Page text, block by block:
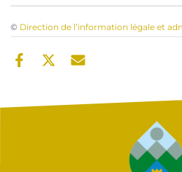
© Direction de l’information légale et